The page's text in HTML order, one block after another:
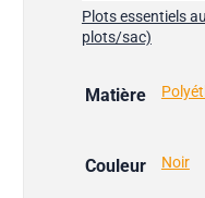
Plots essentiels
plots/sac)
Matière
Couleur Noir